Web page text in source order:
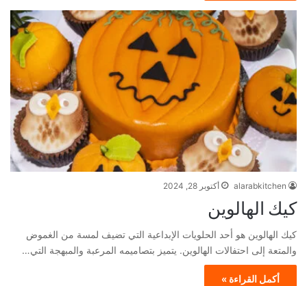
alarabkitchen أكتوبر 28, 2024
كيك الهالوين
كيك الهالوين هو أحد الحلويات الإبداعية التي تضيف لمسة من الغموض
والمتعة إلى احتفالات الهالوين. يتميز بتصاميمه المرعبة والمبهجة التي…
أكمل القراءة »